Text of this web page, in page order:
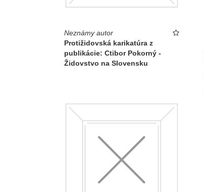
Neznámy autor
Protižidovská karikatúra z
publikácie: Ctibor Pokorný -
Židovstvo na Slovensku